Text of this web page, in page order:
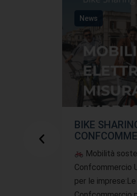
News
BIKE
Mobilità
Confcommercio
per le